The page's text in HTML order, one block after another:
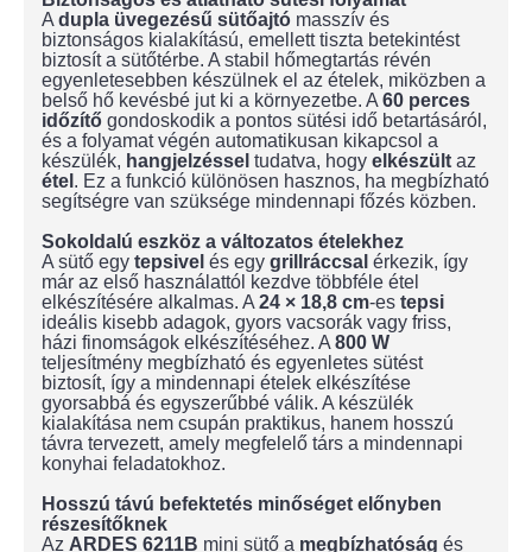
A dupla üvegezésű sütőajtó masszív és
biztonságos kialakítású, emellett tiszta betekintést
biztosít a sütőtérbe. A stabil hőmegtartás révén
egyenletesebben készülnek el az ételek, miközben a
belső hő kevésbé jut ki a környezetbe. A 60 perces
időzítő gondoskodik a pontos sütési idő betartásáról,
és a folyamat végén automatikusan kikapcsol a
készülék, hangjelzéssel tudatva, hogy elkészült az
étel . Ez a funkció különösen hasznos, ha megbízható
segítségre van szüksége mindennapi főzés közben.
Sokoldalú eszköz a változatos ételekhez
A sütő egy tepsivel és egy grillráccsal érkezik, így
már az első használattól kezdve többféle étel
elkészítésére alkalmas. A 24 × 18,8 cm-es tepsi
ideális kisebb adagok, gyors vacsorák vagy friss,
házi finomságok elkészítéséhez. A 800 W
teljesítmény megbízható és egyenletes sütést
biztosít, így a mindennapi ételek elkészítése
gyorsabbá és egyszerűbbé válik. A készülék
kialakítása nem csupán praktikus, hanem hosszú
távra tervezett, amely megfelelő társ a mindennapi
konyhai feladatokhoz.
Hosszú távú befektetés minőséget előnyben
részesítőknek
Az ARDES 6211B mini sütő a megbízhatóság és